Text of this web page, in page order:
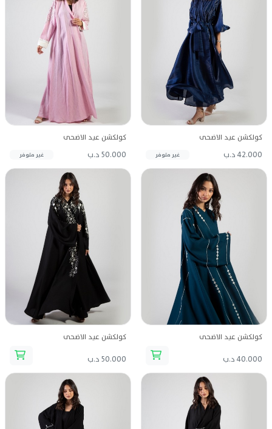
كولكشن عيد الاضحى
42.000 د.ب غير متوفر
كولكشن عيد الاضحى
50.000 د.ب غير متوفر
كولكشن عيد الاضحى
40.000 د.ب
كولكشن عيد الاضحى
50.000 د.ب